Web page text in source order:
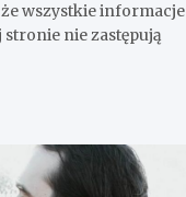
wszystkie informacje
nie zastępują